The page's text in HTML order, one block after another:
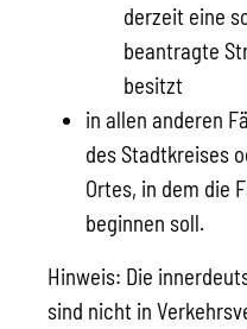
derzeit eine
beantragte
besitzt
in allen anderen
des Stadtkreises
Ortes, in dem die
beginnen soll.
Hinweis: Die
sind nicht in